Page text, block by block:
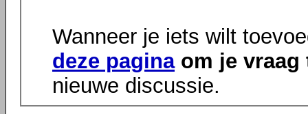
Wanneer je iets wilt
deze paginaom je vraag
nieuwe discussie.